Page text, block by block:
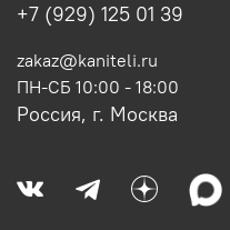
+7 (929) 125 01 39
zakaz@kaniteli.ru
ПН-СБ 10:00 - 18:00
Россия, г. Москва